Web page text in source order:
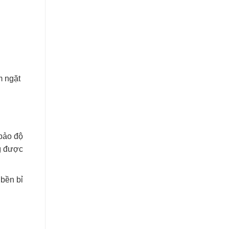
ngặt
độ
được
bỉ